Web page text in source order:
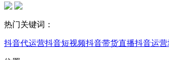
热门关键词：
抖音代运营抖音短视频抖音带货直播抖音运营